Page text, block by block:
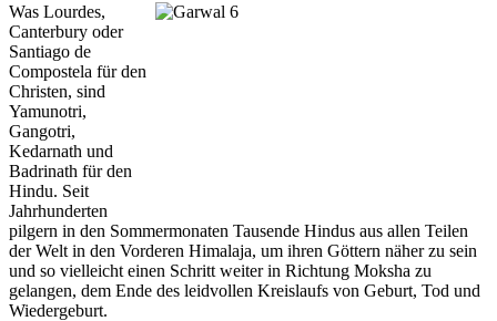
Was Lourdes,
Canterbury oder
Santiago de
Compostela für den
Christen, sind
Yamunotri,
Gangotri,
Kedarnath und
Badrinath für den
Hindu. Seit
Jahrhunderten
pilgern in den Sommermonaten Tausende Hindus aus allen Teilen
der Welt in den Vorderen Himalaja, um ihren Göttern näher zu sein
und so vielleicht einen Schritt weiter in Richtung Moksha zu
gelangen, dem Ende des leidvollen Kreislaufs von Geburt, Tod und
Wiedergeburt.